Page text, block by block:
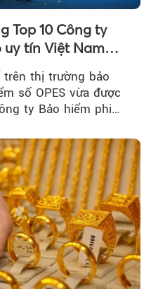
Top 10 Công ty
tín Việt Nam
thị trường bảo
số OPES vừa được
ty Bảo hiểm phi